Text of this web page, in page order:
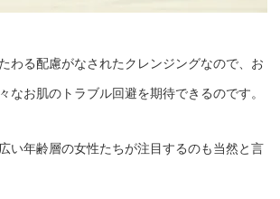
わる配慮がなされたクレンジングなので、お
なお肌のトラブル回避を期待できるのです。
い年齢層の女性たちが注目するのも当然と言